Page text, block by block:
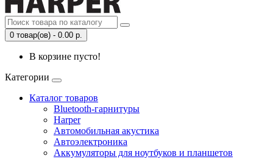
0 товар(ов) - 0.00 р.
В корзине пусто!
Категории
Каталог товаров
Bluetooth-гарнитуры
Harper
Автомобильная акустика
Автоэлектроника
Аккумуляторы для ноутбуков и планшетов